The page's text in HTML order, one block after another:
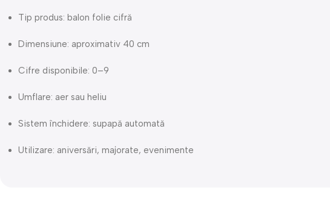
Tip produs: balon folie cifră
Dimensiune: aproximativ 40 cm
Cifre disponibile: 0–9
Umflare: aer sau heliu
Sistem închidere: supapă automată
Utilizare: aniversări, majorate, evenimente